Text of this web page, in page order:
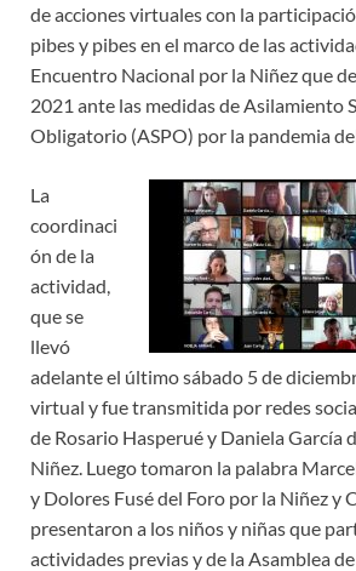
de acciones virtuales con la
pibes y pibes en el marco de las
Encuentro Nacional por la Niñez que
2021 ante las medidas de Asilamiento
Obligatorio (ASPO) por la pandemia
La
coordinaci
ón de la
actividad,
que se
llevó
adelante el último sábado 5 de
virtual y fue transmitida por redes
de Rosario Hasperué y Daniela García
Niñez. Luego tomaron la palabra
y Dolores Fusé del Foro por la Niñez y
presentaron a los niños y niñas que
actividades previas y de la Asamblea